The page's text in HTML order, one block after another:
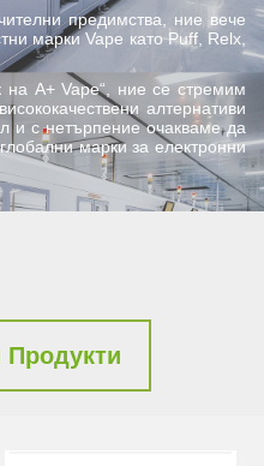
предимства, ние вече
марки Vape като Puff, Relx,
на A+ Vape“, ние се стремим
алтернативи
и с нетърпение очакваме да
марки за електронни